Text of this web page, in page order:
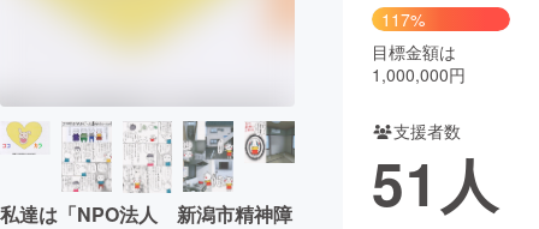
CAMPFIRE for Social Good
CAMPFIRE Creation
コミュニティ
私達は「NPO法人 新潟市精神障
117%
目標金額は
1,000,000円
支援者数
51 人